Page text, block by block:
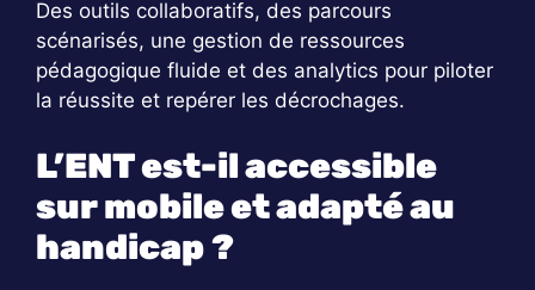
Des outils collaboratifs, des parcours
scénarisés, une gestion de ressources
pédagogique fluide et des analytics pour piloter
la réussite et repérer les décrochages.
L’ENT est-il accessible
sur mobile et adapté au
handicap ?